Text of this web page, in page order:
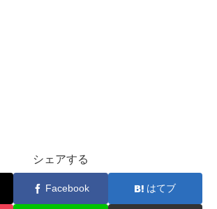
シェアする
Facebook はてブ